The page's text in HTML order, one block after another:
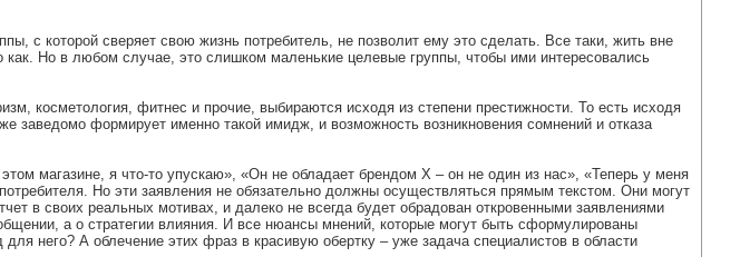
с которой сверяет свою жизнь потребитель, не позволит ему это сделать. Все таки, жить вне
Но в любом случае, это слишком маленькие целевые группы, чтобы ими интересовались
косметология, фитнес и прочие, выбираются исходя из степени престижности. То есть исходя
заведомо формирует именно такой имидж, и возможность возникновения сомнений и отказа
магазине, я что-то упускаю», «Он не обладает брендом Х – он не один из нас», «Теперь у меня
Но эти заявления не обязательно должны осуществляться прямым текстом. Они могут
в своих реальных мотивах, и далеко не всегда будет обрадован откровенными заявлениями
а о стратегии влияния. И все нюансы мнений, которые могут быть сформулированы
него? А облечение этих фраз в красивую обертку – уже задача специалистов в области